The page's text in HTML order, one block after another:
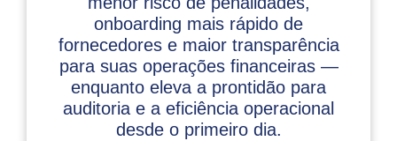
onboarding mais rápido de
fornecedores e maior transparência
para suas operações financeiras —
enquanto eleva a prontidão para
auditoria e a eficiência operacional
desde o primeiro dia.